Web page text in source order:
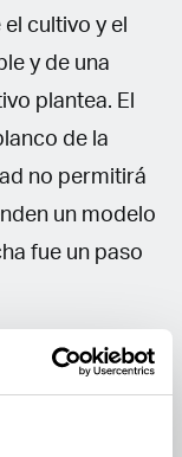
cultivo y el
y de una
plantea. El
de la
no permitirá
un modelo
fue un paso